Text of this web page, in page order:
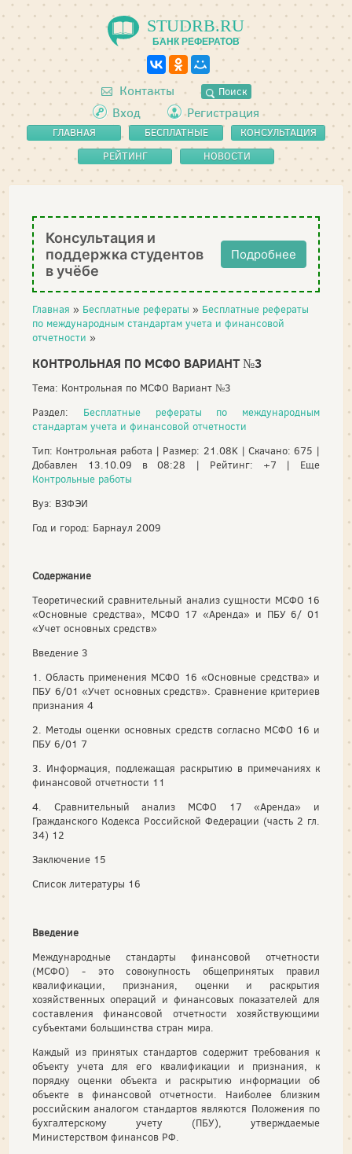
STUDRB.RU
БАНК РЕФЕРАТОВ
Контакты Поиск
Вход Регистрация
ГЛАВНАЯ
БЕСПЛАТНЫЕ
РЕФЕРАТЫ
КОНСУЛЬТАЦИЯ
РЕЙТИНГ
НОВОСТИ
Консультация и
поддержка студентов
в учёбе
Подробнее
Главная » Бесплатные рефераты » Бесплатные рефераты
по международным стандартам учета и финансовой
отчетности »
КОНТРОЛЬНАЯ ПО МСФО ВАРИАНТ №3
Тема: Контрольная по МСФО Вариант №3
Раздел: Бесплатные рефераты по международным
стандартам учета и финансовой отчетности
Тип: Контрольная работа | Размер: 21.08K | Скачано: 675 |
Добавлен 13.10.09 в 08:28 | Рейтинг: +7 | Еще
Контрольные работы
Вуз: ВЗФЭИ
Год и город: Барнаул 2009
Содержание
Теоретический сравнительный анализ сущности МСФО 16
«Основные средства», МСФО 17 «Аренда» и ПБУ 6/ 01
«Учет основных средств»
Введение 3
1. Область применения МСФО 16 «Основные средства» и
ПБУ 6/01 «Учет основных средств». Сравнение критериев
признания 4
2. Методы оценки основных средств согласно МСФО 16 и
ПБУ 6/01 7
3. Информация, подлежащая раскрытию в примечаниях к
финансовой отчетности 11
4. Сравнительный анализ МСФО 17 «Аренда» и
Гражданского Кодекса Российской Федерации (часть 2 гл.
34) 12
Заключение 15
Список литературы 16
Введение
Международные стандарты финансовой отчетности
(МСФО) - это совокупность общепринятых правил
квалификации, признания, оценки и раскрытия
хозяйственных операций и финансовых показателей для
составления финансовой отчетности хозяйствующими
субъектами большинства стран мира.
Каждый из принятых стандартов содержит требования к
объекту учета для его квалификации и признания, к
порядку оценки объекта и раскрытию информации об
объекте в финансовой отчетности. Наиболее близким
российским аналогом стандартов являются Положения по
бухгалтерскому учету (ПБУ), утверждаемые
Министерством финансов РФ.